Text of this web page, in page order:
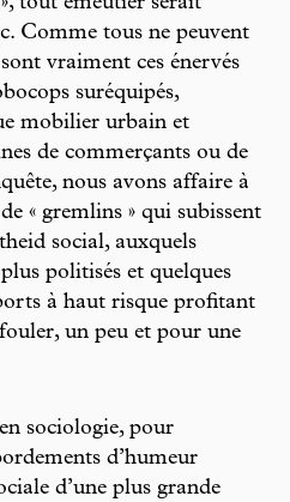
Comme tous ne peuvent
vraiment ces énervés
suréquipés,
mobilier urbain et
de commerçants ou de
nous avons affaire à
« gremlins » qui subissent
social, auxquels
politisés et quelques
à haut risque profitant
un peu et pour une
sociologie, pour
d’humeur
d’une plus grande